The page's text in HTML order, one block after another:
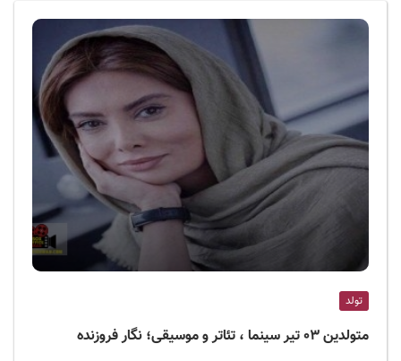
ر
ا
ن
تولد
متولدین ۰۳ تیر سینما ، تئاتر و موسیقی؛ نگار فروزنده